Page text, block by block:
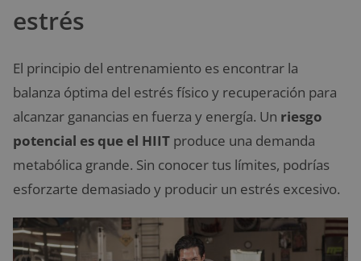
estrés
El principio del entrenamiento es encontrar la
balanza óptima del estrés físico y recuperación para
alcanzar ganancias en fuerza y energía. Un riesgo
potencial es que el HIIT produce una demanda
metabólica grande. Sin conocer tus límites, podrías
esforzarte demasiado y producir un estrés excesivo.